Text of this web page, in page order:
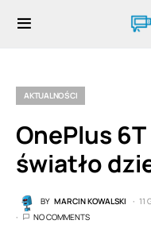
AKTUALNOŚCI
OnePlus
światło
BY MARCIN KOWALSKI 11
NO COMMENTS